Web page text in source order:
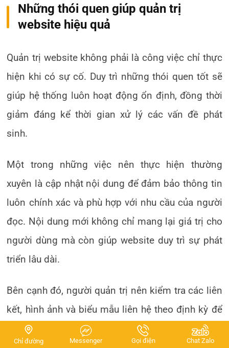
Những thói quen giúp quản trị
website hiệu quả
Quản trị website không phải là công việc chỉ thực
hiện khi có sự cố. Duy trì những thói quen tốt sẽ
giúp hệ thống luôn hoạt động ổn định, đồng thời
giảm đáng kể thời gian xử lý các vấn đề phát
sinh.
Một trong những việc nên thực hiện thường
xuyên là cập nhật nội dung để đảm bảo thông tin
luôn chính xác và phù hợp với nhu cầu của người
đọc. Nội dung mới không chỉ mang lại giá trị cho
người dùng mà còn giúp website duy trì sự phát
triển lâu dài.
Bên cạnh đó, người quản trị nên kiểm tra các liên
kết, hình ảnh và biểu mẫu liên hệ theo định kỳ để
phát hiện những lỗi có thể ảnh hưởng đến trải
Chỉ đường Messenger Gọi điện Chat Zalo